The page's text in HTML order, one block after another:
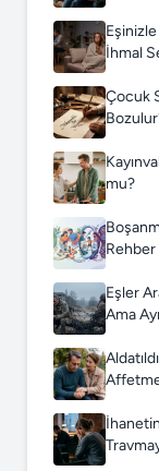
İhmal
Çocuk
mu?
Rehber
Eşler
Ama